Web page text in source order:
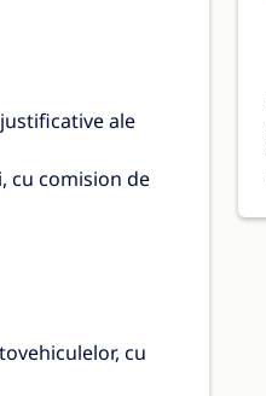
ale
cu comision de
cu